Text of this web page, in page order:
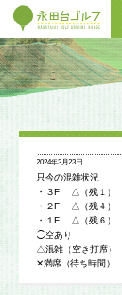
2024年3月23日
只今の混雑状況
・３F △（残１）
・２F △（残４）
・１F △（残６）
◯空あり
△混雑（空き打席）
✕満席（待ち時間）